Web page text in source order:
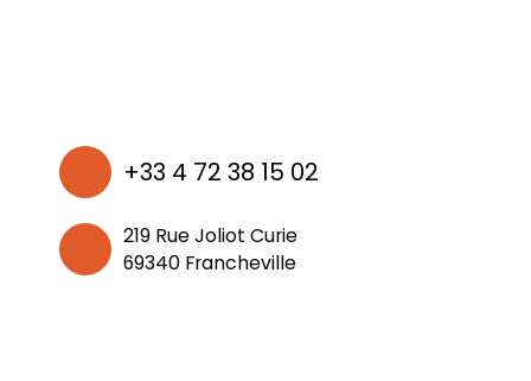
+33 4 72 38 15 02
219 Rue Joliot Curie
69340 Francheville